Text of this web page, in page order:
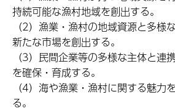
持続可能な漁村地域を創出する。
（2）漁業・漁村の地域資源と多様
新たな市場を創出する。
（3）民間企業等の多様な主体と連
を確保・育成する。
（4）海や漁業・漁村に関する魅力
る。